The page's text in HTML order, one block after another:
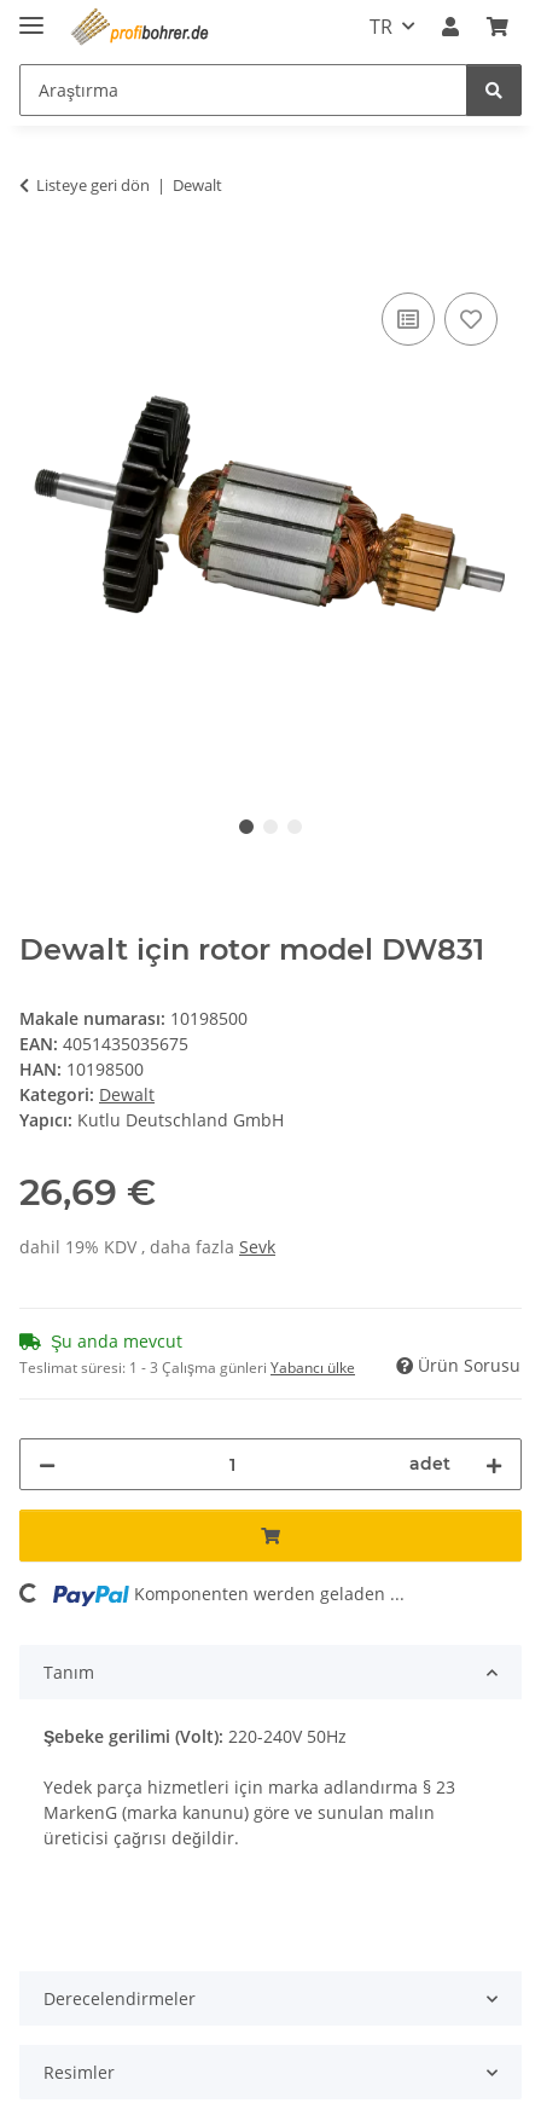
TR
Listeye geri dön Dewalt
Dewalt için rotor model DW831
Makale numarası: 10198500
EAN: 4051435035675
HAN: 10198500
Kategori: Dewalt
Yapıcı: Kutlu Deutschland GmbH
26,69 €
dahil 19% KDV , daha fazla Sevk
Şu anda mevcut
Teslimat süresi: 1 - 3 Çalışma günleri Yabancı ülke Ürün Sorusu
adet
Loading... Komponenten werden geladen ...
Tanım
Şebeke gerilimi (Volt): 220-240V 50Hz
Yedek parça hizmetleri için marka adlandırma § 23
MarkenG (marka kanunu) göre ve sunulan malın
üreticisi çağrısı değildir.
Derecelendirmeler
Resimler